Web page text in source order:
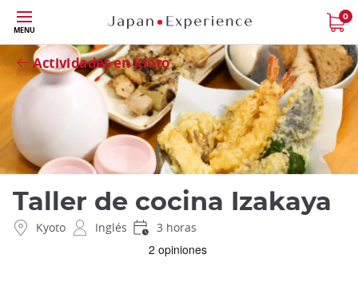
Tamaño
MENU
0
Actividades en Kioto
Close
Taller de cocina Izakaya
Kyoto Inglés 3 horas